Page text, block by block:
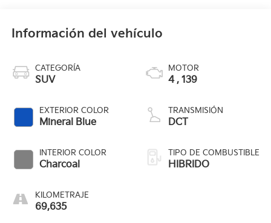
Información del vehículo
CATEGORÍA
SUV
EXTERIOR COLOR
Mineral Blue
INTERIOR COLOR
Charcoal
KILOMETRAJE
69,635
MOTOR
4 , 139
TRANSMISIÓN
DCT
TIPO DE COMBUSTIBLE
HIBRIDO